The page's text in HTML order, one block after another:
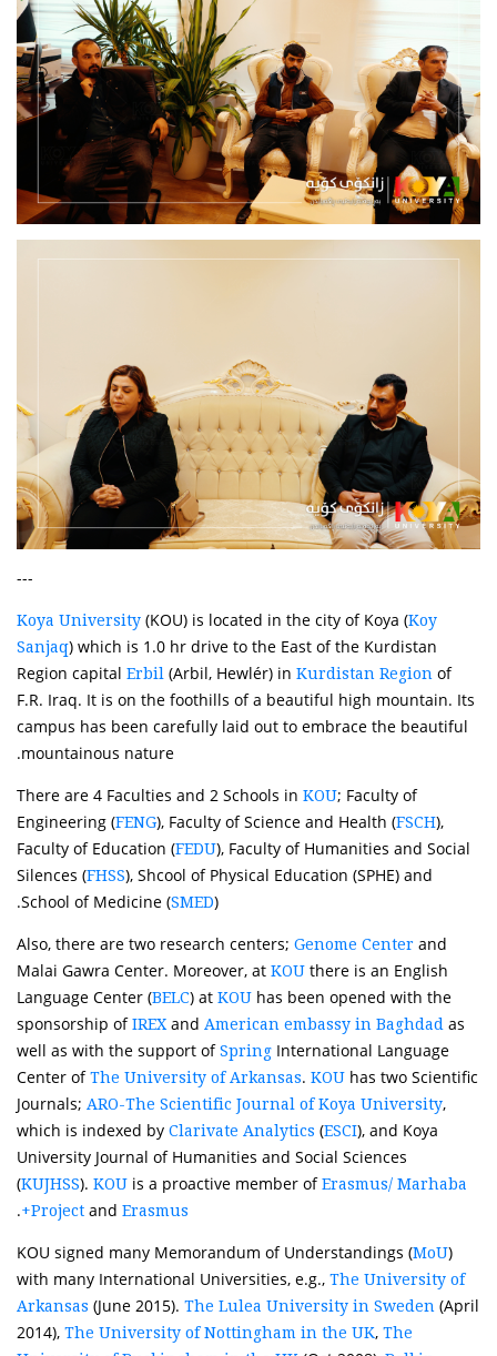
---
Koya University (KOU) is located in the city of Koya (Koy
Sanjaq) which is 1.0 hr drive to the East of the Kurdistan
Region capital Erbil (Arbil, Hewlér) in Kurdistan Region of
F.R. Iraq. It is on the foothills of a beautiful high mountain. Its
campus has been carefully laid out to embrace the beautiful
mountainous nature.
There are 4 Faculties and 2 Schools in KOU; Faculty of
Engineering (FENG), Faculty of Science and Health (FSCH),
Faculty of Education (FEDU), Faculty of Humanities and Social
Silences (FHSS), Shcool of Physical Education (SPHE) and
School of Medicine (SMED).
Also, there are two research centers; Genome Center and
Malai Gawra Center. Moreover, at KOU there is an English
Language Center (BELC) at KOU has been opened with the
sponsorship ofIREX and American embassy in Baghdad as
well as with the support ofSpring International Language
Center ofThe University of Arkansas. KOU has two Scientific
Journals; ARO-The Scientific Journal of Koya University,
which is indexed by Clarivate Analytics (ESCI), and Koya
University Journal of Humanities and Social Sciences
(KUJHSS). KOU is a proactive member ofErasmus/ Marhaba
Project and Erasmus+
.
KOU signed many Memorandum of Understandings (MoU)
with many International Universities, e.g., The University of
Arkansas (June 2015). The Lulea University in Sweden (April
2014), The University of Nottingham in the UK, The